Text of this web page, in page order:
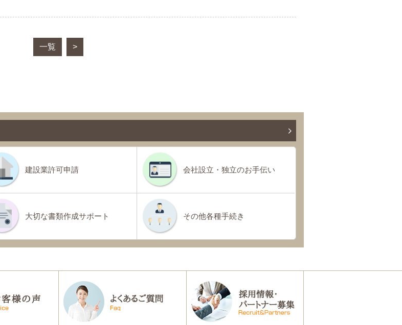
一覧 >
建設業許可申請 会社設立・独立のお手伝い
大切な書類作成サポート その他各種手続き